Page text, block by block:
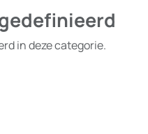
in deze categorie.